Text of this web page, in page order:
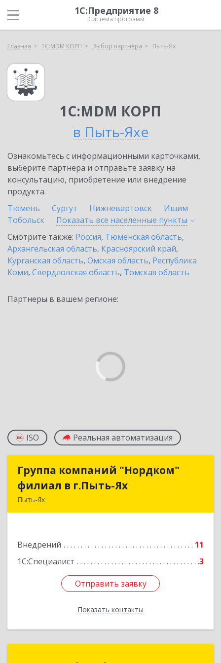
1С:Предприятие 8
Система программ
Главная 1С:MDM КОРП Выбор партнёра Пыть-Ях
1С:MDM КОРП
в Пыть-Яхе
Ознакомьтесь с информационными карточками,
выберите партнёра и отправьте заявку на
консультацию, приобретение или внедрение
продукта.
Тюмень
Сургут Нижневартовск
Ишим
Тобольск
Показать все населенные пункты
Смотрите также: Россия, Тюменская область,
Архангельская область, Красноярский край,
Курганская область, Омская область, Республика
Коми, Свердловская область, Томская область
Партнеры в вашем регионе:
ISO Реальная автоматизация
Группа компаний "Нордком"
филиал в г.Пыть-Ях
Пыть-Ях
Внедрений
11
1С:Специалист
3
Отправить заявку
Показать контакты
Группа компаний "Нордком"
филиал в г.Пыть-Ях
Подробнее
Отправить заявку
Назад
БизнесИнфоСофт